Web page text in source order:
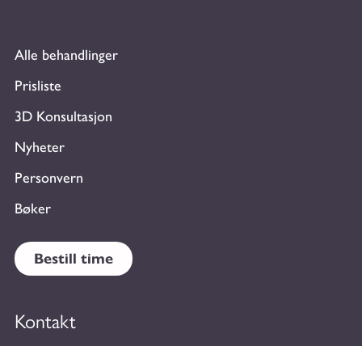
Alle behandlinger
Prisliste
3D Konsultasjon
Nyheter
Personvern
Bøker
Bestill time
Kontakt